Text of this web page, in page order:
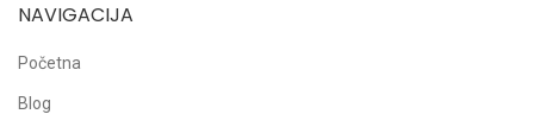
NAVIGACIJA
Početna
Blog